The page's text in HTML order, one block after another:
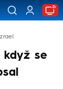
Izrael
když se